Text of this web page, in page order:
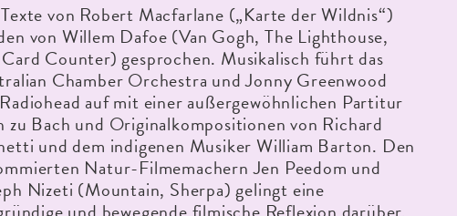
von Robert Macfarlane („Karte der Wildnis“)
von Willem Dafoe (Van Gogh, The Lighthouse,
Counter) gesprochen. Musikalisch führt das
Chamber Orchestra und Jonny Greenwood
auf mit einer außergewöhnlichen Partitur
zu Bach und Originalkompositionen von Richard
und dem indigenen Musiker William Barton. Den
Natur-Filmemachern Jen Peedom und
Nizeti (Mountain, Sherpa) gelingt eine